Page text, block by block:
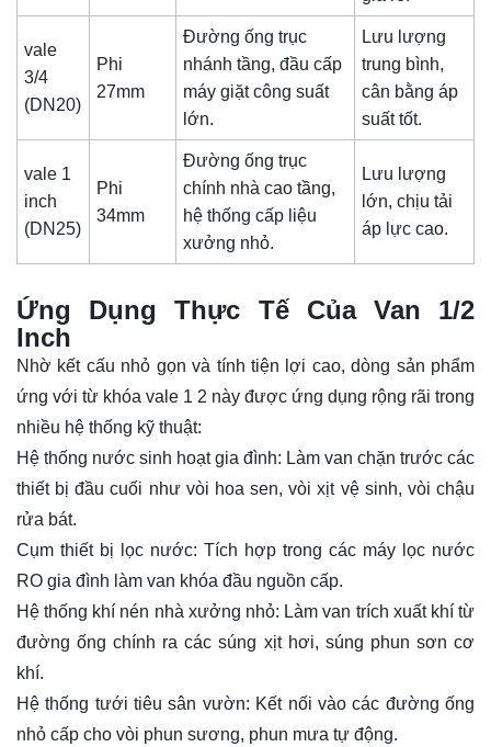
vale
3/4
(DN20)
Phi
27mm
Đường ống trục
nhánh tầng, đầu cấp
máy giặt công suất
lớn.
Lưu lượng
trung bình,
cân bằng áp
suất tốt.
vale 1
inch
(DN25)
Phi
34mm
Đường ống trục
chính nhà cao tầng,
hệ thống cấp liệu
xưởng nhỏ.
Lưu lượng
lớn, chịu tải
áp lực cao.
Ứng Dụng Thực Tế Của Van 1/2
Inch
Nhờ kết cấu nhỏ gọn và tính tiện lợi cao, dòng sản phẩm
ứng với từ khóa vale 1 2 này được ứng dụng rộng rãi trong
nhiều hệ thống kỹ thuật:
Hệ thống nước sinh hoạt gia đình: Làm van chặn trước các
thiết bị đầu cuối như vòi hoa sen, vòi xịt vệ sinh, vòi chậu
rửa bát.
Cụm thiết bị lọc nước: Tích hợp trong các máy lọc nước
RO gia đình làm van khóa đầu nguồn cấp.
Hệ thống khí nén nhà xưởng nhỏ: Làm van trích xuất khí từ
đường ống chính ra các súng xịt hơi, súng phun sơn cơ
khí.
Hệ thống tưới tiêu sân vườn: Kết nối vào các đường ống
nhỏ cấp cho vòi phun sương, phun mưa tự động.